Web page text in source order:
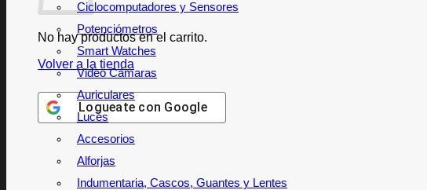
No hay productos en el carrito.
Volver a la tienda
Logueate con Google
Ciclocomputadores y Sensores
Potenciómetros
Smart Watches
Video Cámaras
Auriculares
Luces
Accesorios
Alforjas
Indumentaria, Cascos, Guantes y Lentes